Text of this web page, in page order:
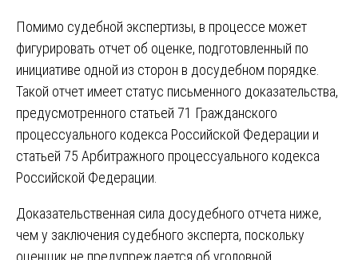
Помимо судебной экспертизы, в процессе может
фигурировать отчет об оценке, подготовленный по
инициативе одной из сторон в досудебном порядке.
Такой отчет имеет статус письменного доказательства,
предусмотренного статьей 71 Гражданского
процессуального кодекса Российской Федерации и
статьей 75 Арбитражного процессуального кодекса
Российской Федерации.
Доказательственная сила досудебного отчета ниже,
чем у заключения судебного эксперта, поскольку
оценщик не предупреждается об уголовной